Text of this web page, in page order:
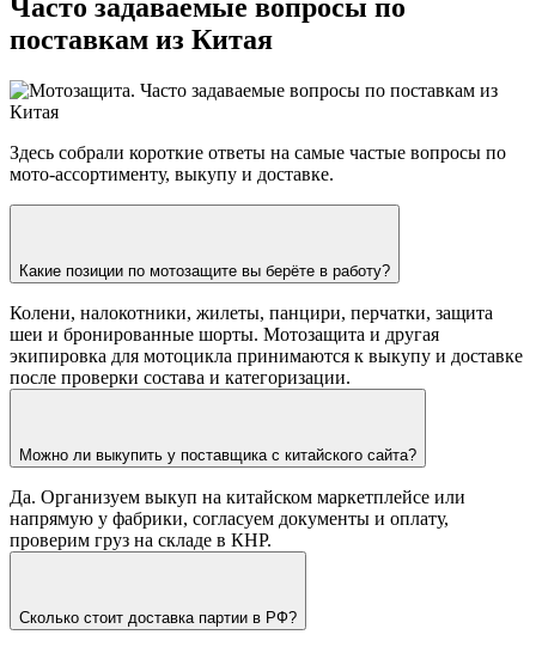
Часто задаваемые вопросы по
поставкам из Китая
Здесь собрали короткие ответы на самые частые вопросы по
мото-ассортименту, выкупу и доставке.
Какие позиции по мотозащите вы берёте в работу?
Колени, налокотники, жилеты, панцири, перчатки, защита
шеи и бронированные шорты. Мотозащита и другая
экипировка для мотоцикла принимаются к выкупу и доставке
после проверки состава и категоризации.
Можно ли выкупить у поставщика с китайского сайта?
Да. Организуем выкуп на китайском маркетплейсе или
напрямую у фабрики, согласуем документы и оплату,
проверим груз на складе в КНР.
Сколько стоит доставка партии в РФ?